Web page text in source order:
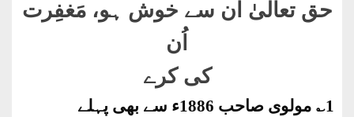
حق تعالیٰ اُن سے خوش ہو، مَغفِرت
اُن
کی کرے
1؎ مولوی صاحب 1886ء سے بھی پہلے